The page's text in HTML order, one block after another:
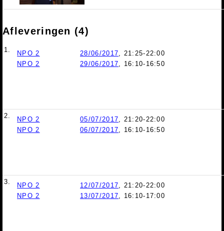
Afleveringen (4)
1. NPO 2 28/06/2017, 21:25-22:00
NPO 2
29/06/2017, 16:10-16:50
2. NPO 2 05/07/2017, 21:20-22:00
NPO 2
06/07/2017, 16:10-16:50
3. NPO 2 12/07/2017, 21:20-22:00
NPO 2
13/07/2017, 16:10-17:00